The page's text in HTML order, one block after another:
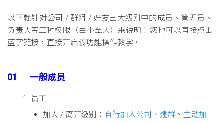
以下就针对公司 / 群组 / 好友三大级别中的成员、管理员、
负责人等三种权限（由小至大）来说明！您也可以直接点击
蓝字链接，直接开启该功能操作教学。
01 │ 一般成员
员工
加入 / 离开级别： 自行加入公司 、 建群 、 主动加